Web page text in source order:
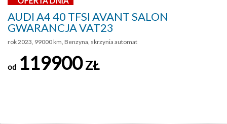
AUDI A4 40 TFSI AVANT SALON
GWARANCJA VAT23
rok 2023, 99000 km, Benzyna, skrzynia automat
od 119900ZŁ